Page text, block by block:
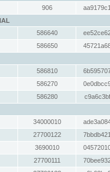
906
586640
586650
586810
586270
586280
34000010
27700122
3690010
27700111